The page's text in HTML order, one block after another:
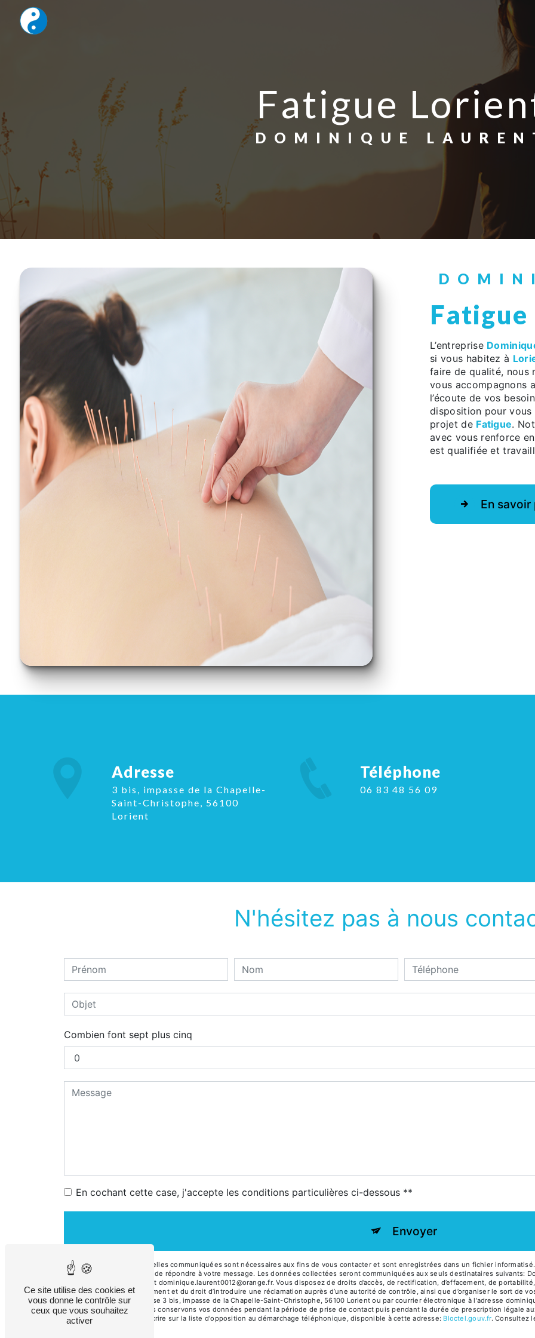
Fatigue
DOMINIQUE
L’entreprise
si vous habitez à
faire de qualité, nous
vous accompagnons
l’écoute de vos
disposition pour vous
projet de Fatigue.
avec vous renforce
est qualifiée et
En savoir
Adresse
3 bis, impasse de la Chapelle-
Saint-Christophe, 56100
Lorient
Téléphone
06 83 48 56 09
N'hésitez pas à nous
Combien font sept plus cinq
En cochant cette case, j'accepte les conditions particulières ci-dessous **
Envoyer
** Les données personnelles communiquées sont nécessaires aux fins de vous contacter et sont enregistrées dans un fichier
traitants dans le seul but de répondre à votre message. Les données collectées seront communiquées aux seuls destinataires suivants:
Christophe, 56100 Lorient dominique.laurent0012@orange.fr. Vous disposez de droits d’accès, de rectification, d’effacement, de
consentement à tout moment et du droit d’introduire une réclamation auprès d’une autorité de contrôle, ainsi que d’organiser le sort de
par voie postale à l'adresse 3 bis, impasse de la Chapelle-Saint-Christophe, 56100 Lorient ou par courrier électronique à l'adresse
vous être demandé. Nous conservons vos données pendant la période de prise de contact puis pendant la durée de prescription légale
avez le droit de vous inscrire sur la liste d'opposition au démarchage téléphonique, disponible à cette adresse:
Bloctel.gouv.fr. Consultez
Panneau de gestion des cookies
Ce site utilise des cookies et
vous donne le contrôle sur
ceux que vous souhaitez
activer